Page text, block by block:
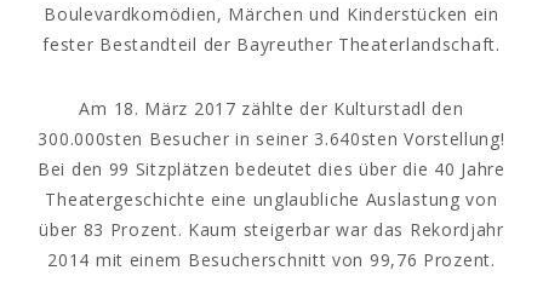
Boulevardkomödien, Märchen und Kinderstücken ein
fester Bestandteil der Bayreuther Theaterlandschaft.
Am 18. März 2017 zählte der Kulturstadl den
300.000sten Besucher in seiner 3.640sten Vorstellung!
Bei den 99 Sitzplätzen bedeutet dies über die 40 Jahre
Theatergeschichte eine unglaubliche Auslastung von
über 83 Prozent. Kaum steigerbar war das Rekordjahr
2014 mit einem Besucherschnitt von 99,76 Prozent.